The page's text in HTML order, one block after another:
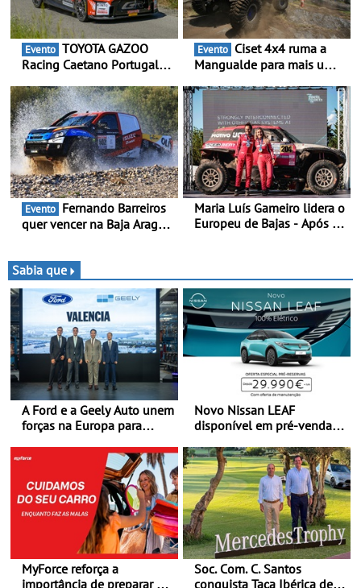
Evento
Racing Caetano Portugal
Rali da Madeira, com Pedro
Almeida e Kris Meeke
Evento
Mangualde para mais um
espetáculo, resistência e
Evento
quer vencer na Baja Aragón
Bajas
Maria Luís Gameiro lidera o
Europeu de Bajas - Após a
Sabia que
A Ford e a Geely Auto unem
forças na Europa para
multienergia de última
geração em Espanha
Novo Nissan LEAF
disponível em pré-venda a
IVA - Como parte da
campanha exclusiva de
lançamento, os primeiros
clientes beneficiam da
oferta de 3 anos de
manutenção incluída
MyForce reforça a
importância de preparar o
Soc. Com. C. Santos
conquista Taça Ibérica de